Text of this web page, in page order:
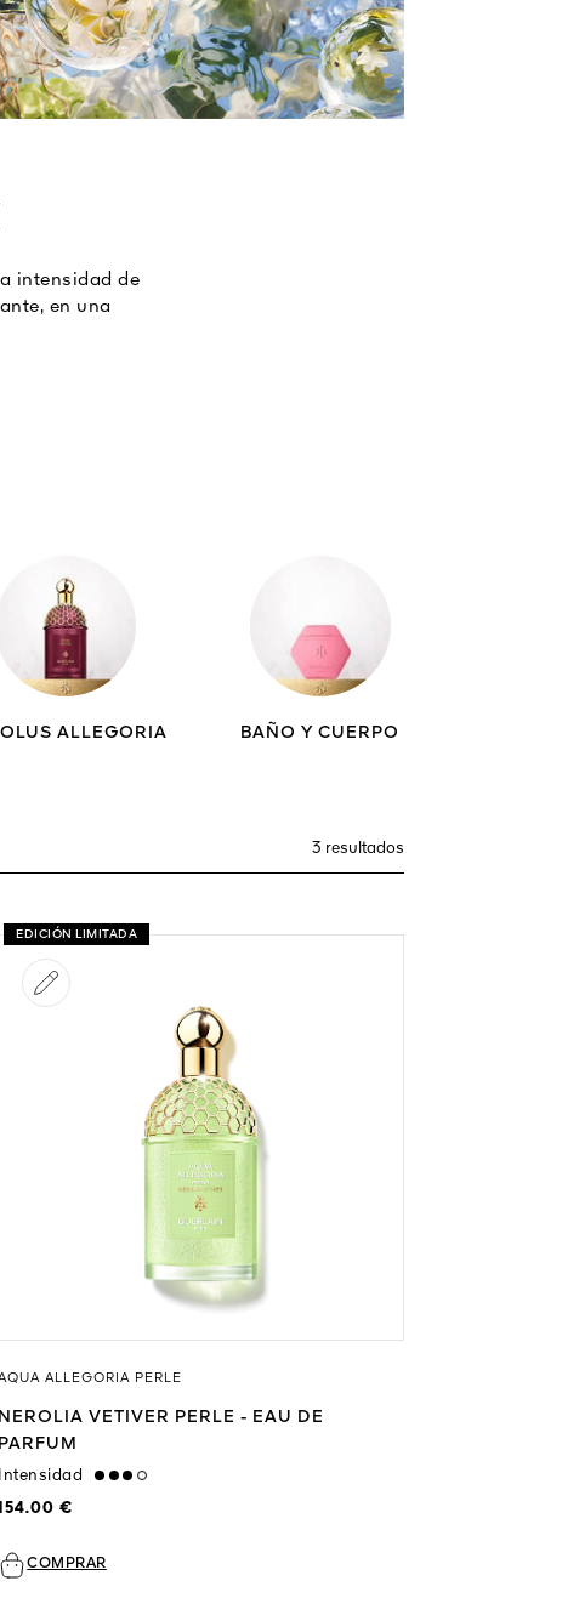
intensidad de
en una
ALLEGORIA BAÑO Y CUERPO
3 resultados
EDICIÓN LIMITADA
ALLEGORIA PERLE
NEROLIA VETIVER PERLE - EAU DE
PARFUM
Intensidad
high
€
COMPRAR